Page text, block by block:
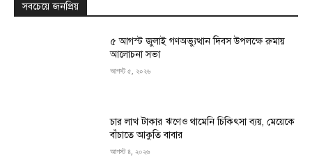
সবচেয়ে জনপ্রিয়
৫ আগস্ট জুলাই গণঅভ্যুত্থান দিবস উপলক্ষে রুমায়
আলোচনা সভা
আগস্ট ৫, ২০২৬
চার লাখ টাকার ঋণেও থামেনি চিকিৎসা ব্যয়, মেয়েকে
বাঁচাতে আকুতি বাবার
আগস্ট ৪, ২০২৬